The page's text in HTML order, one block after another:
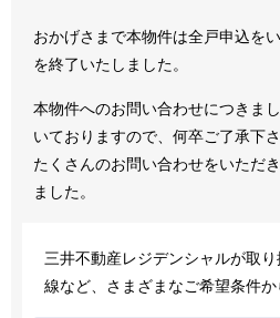
おかげさまで本物件は全戸申込を
を終了いたしました。
本物件へのお問い合わせにつきま
いておりますので、何卒ご了承下さ
たくさんのお問い合わせをいただ
ました。
三井不動産レジデンシャルが取
線など、さまざまなご希望条件か